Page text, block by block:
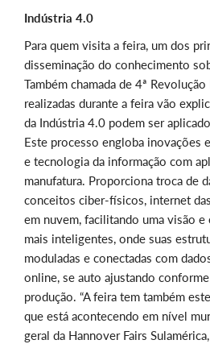
Indústria 4.0
Para quem visita a feira, um dos
disseminação do conhecimento
Também chamada de 4ª
realizadas durante a feira vão
da Indústria 4.0 podem ser
Este processo engloba inovações
e tecnologia da informação com
manufatura. Proporciona troca de
conceitos ciber-físicos, internet
em nuvem, facilitando uma visão e
mais inteligentes, onde suas
moduladas e conectadas com
online, se auto ajustando
produção. “A feira tem também
que está acontecendo em nível
geral da Hannover Fairs